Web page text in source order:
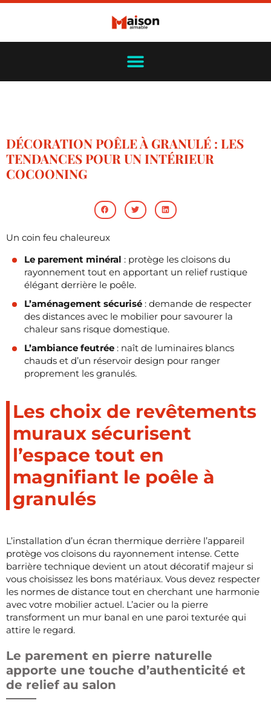
DÉCORATION POÊLE À GRANULÉ : LES
TENDANCES POUR UN INTÉRIEUR
COCOONING
Un coin feu chaleureux
Le parement minéral : protège les cloisons du
rayonnement tout en apportant un relief rustique
élégant derrière le poêle.
L’aménagement sécurisé : demande de respecter
des distances avec le mobilier pour savourer la
chaleur sans risque domestique.
L’ambiance feutrée : naît de luminaires blancs
chauds et d’un réservoir design pour ranger
proprement les granulés.
Les choix de revêtements
muraux sécurisent
l’espace tout en
magnifiant le poêle à
granulés
L’installation d’un écran thermique derrière l’appareil
protège vos cloisons du rayonnement intense. Cette
barrière technique devient un atout décoratif majeur si
vous choisissez les bons matériaux. Vous devez respecter
les normes de distance tout en cherchant une harmonie
avec votre mobilier actuel. L’acier ou la pierre
transforment un mur banal en une paroi texturée qui
attire le regard.
Le parement en pierre naturelle
apporte une touche d’authenticité et
de relief au salon